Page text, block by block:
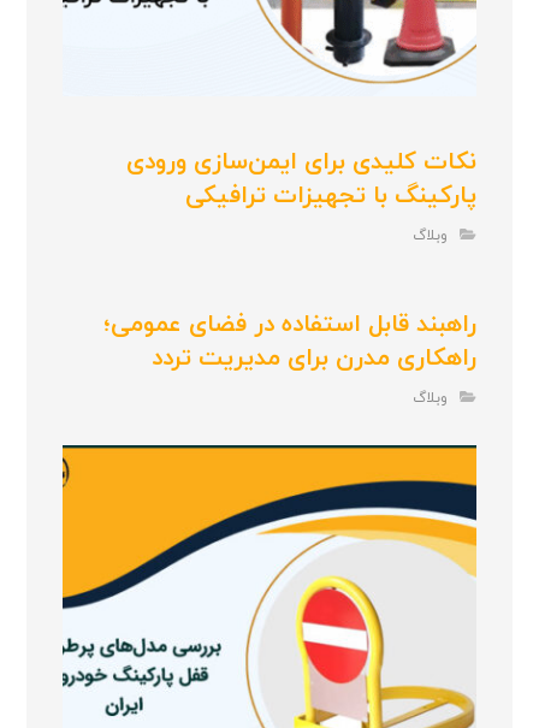
نکات کلیدی برای ایمن‌سازی ورودی
پارکینگ با تجهیزات ترافیکی
وبلاگ
راهبند قابل استفاده در فضای عمومی؛
راهکاری مدرن برای مدیریت تردد
وبلاگ